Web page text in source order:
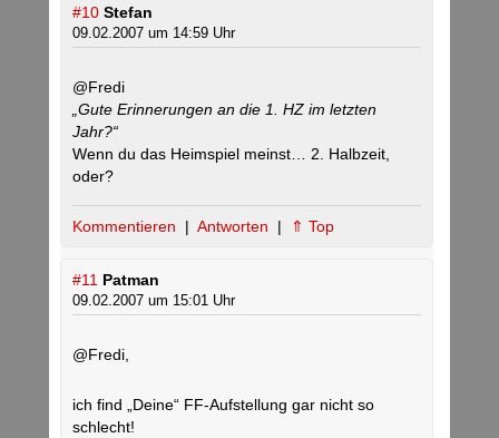
#10 Stefan
09.02.2007 um 14:59 Uhr
@Fredi
„Gute Erinnerungen an die 1. HZ im letzten
Jahr?“
Wenn du das Heimspiel meinst… 2. Halbzeit,
oder?
Kommentieren | Antworten | ⇑ Top
#11 Patman
09.02.2007 um 15:01 Uhr
@Fredi,
ich find „Deine“ FF-Aufstellung gar nicht so
schlecht!